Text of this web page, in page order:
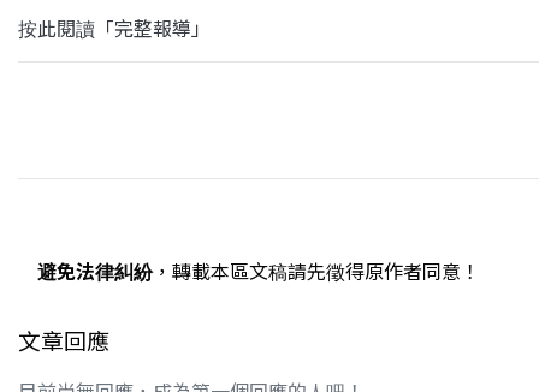
按此閱讀「完整報導」
避免法律糾紛，轉載本區文稿請先徵得原作者同意！
文章回應